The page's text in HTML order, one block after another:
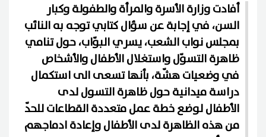
أفادت وزارة الأسرة والمرأة والطفولة وكبار
السن، في إجابة عن سؤال كتابي توجه به النائب
بمجلس نواب الشعب، يسري البوّاب، حول تنامي
ظاهرة التسوّل واستغلال الأطفال والأشخاص
في وضعيات هشّة، بأنها تسعى الى استكمال
دراسة ميدانية حول ظاهرة التسول لدى
الأطفال لوضع خطة عمل متعددة القطاعات للحدّ
من هذه الظاهرة لدى الأطفال وإعادة ادماجهم